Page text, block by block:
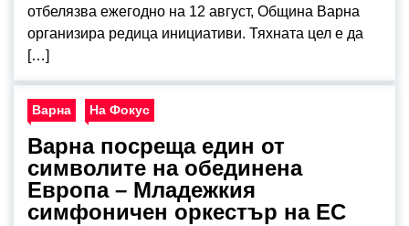
отбелязва ежегодно на 12 август, Община Варна
организира редица инициативи. Тяхната цел е да
[…]
Варна На Фокус
Варна посреща един от
символите на обединена
Европа – Младежкия
симфоничен оркестър на ЕС